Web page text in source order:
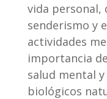
vida personal,
senderismo y
actividades
importancia
salud mental
biológicos